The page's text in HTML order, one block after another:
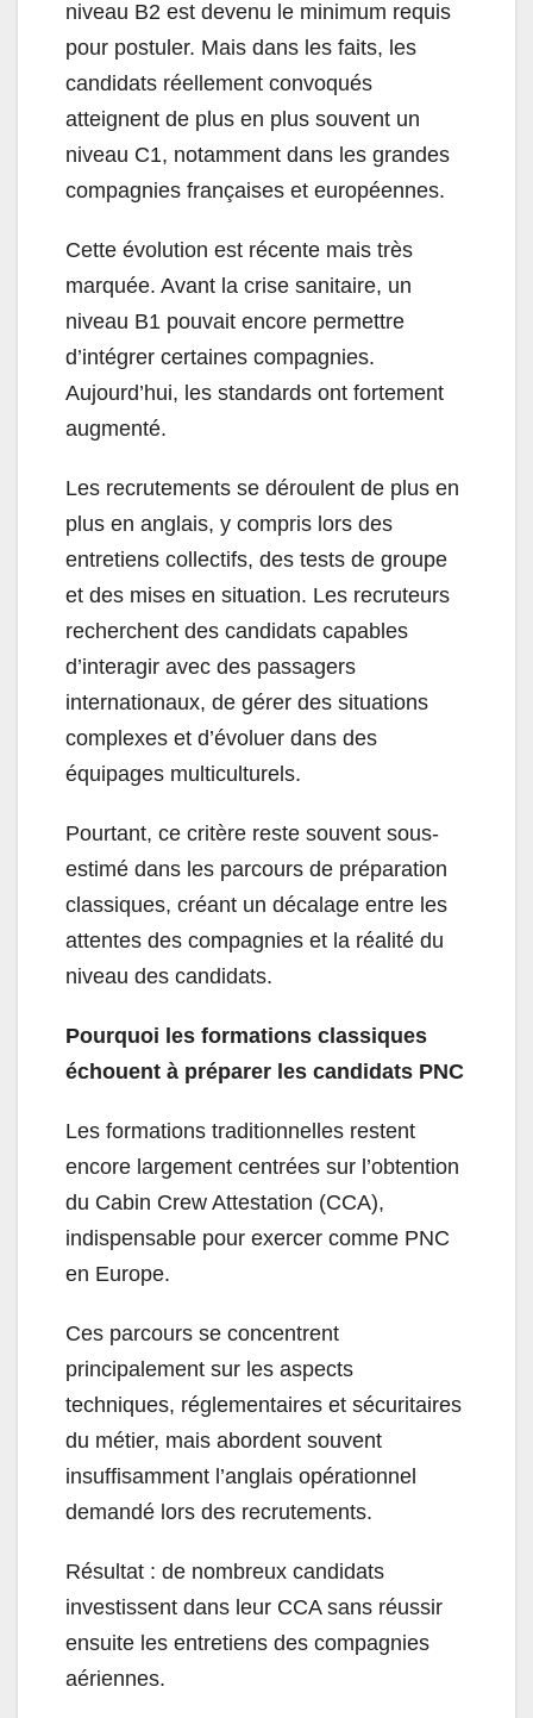
niveau B2 est devenu le minimum requis
pour postuler. Mais dans les faits, les
candidats réellement convoqués
atteignent de plus en plus souvent un
niveau C1, notamment dans les grandes
compagnies françaises et européennes.
Cette évolution est récente mais très
marquée. Avant la crise sanitaire, un
niveau B1 pouvait encore permettre
d’intégrer certaines compagnies.
Aujourd’hui, les standards ont fortement
augmenté.
Les recrutements se déroulent de plus en
plus en anglais, y compris lors des
entretiens collectifs, des tests de groupe
et des mises en situation. Les recruteurs
recherchent des candidats capables
d’interagir avec des passagers
internationaux, de gérer des situations
complexes et d’évoluer dans des
équipages multiculturels.
Pourtant, ce critère reste souvent sous-
estimé dans les parcours de préparation
classiques, créant un décalage entre les
attentes des compagnies et la réalité du
niveau des candidats.
Pourquoi les formations classiques
échouent à préparer les candidats PNC
Les formations traditionnelles restent
encore largement centrées sur l’obtention
du Cabin Crew Attestation (CCA),
indispensable pour exercer comme PNC
en Europe.
Ces parcours se concentrent
principalement sur les aspects
techniques, réglementaires et sécuritaires
du métier, mais abordent souvent
insuffisamment l’anglais opérationnel
demandé lors des recrutements.
Résultat : de nombreux candidats
investissent dans leur CCA sans réussir
ensuite les entretiens des compagnies
aériennes.